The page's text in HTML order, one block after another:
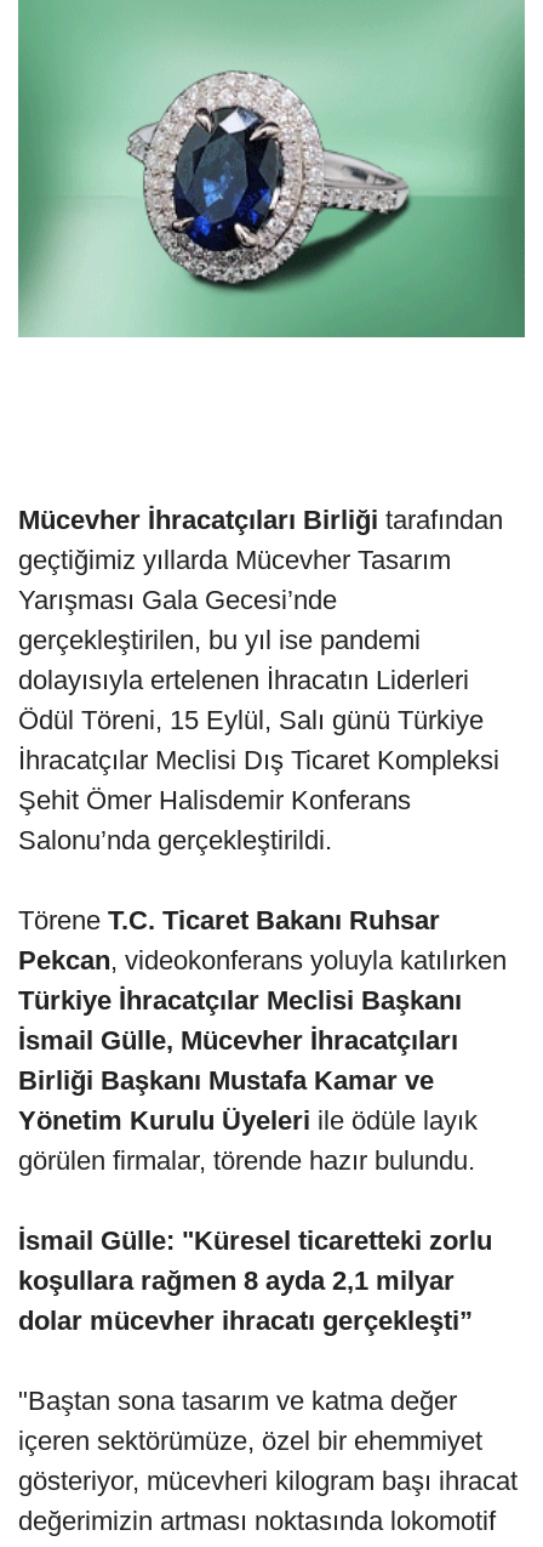
Mücevher İhracatçıları Birliği tarafından
geçtiğimiz yıllarda Mücevher Tasarım
Yarışması Gala Gecesi’nde
gerçekleştirilen, bu yıl ise pandemi
dolayısıyla ertelenen İhracatın Liderleri
Ödül Töreni, 15 Eylül, Salı günü Türkiye
İhracatçılar Meclisi Dış Ticaret Kompleksi
Şehit Ömer Halisdemir Konferans
Salonu’nda gerçekleştirildi.
Törene T.C. Ticaret Bakanı Ruhsar
Pekcan, videokonferans yoluyla katılırken
Türkiye İhracatçılar Meclisi Başkanı
İsmail Gülle, Mücevher İhracatçıları
Birliği Başkanı Mustafa Kamar ve
Yönetim Kurulu Üyeleri ile ödüle layık
görülen firmalar, törende hazır bulundu.
İsmail Gülle: "Küresel ticaretteki zorlu
koşullara rağmen 8 ayda 2,1 milyar
dolar mücevher ihracatı gerçekleşti”
"Baştan sona tasarım ve katma değer
içeren sektörümüze, özel bir ehemmiyet
gösteriyor, mücevheri kilogram başı ihracat
değerimizin artması noktasında lokomotif